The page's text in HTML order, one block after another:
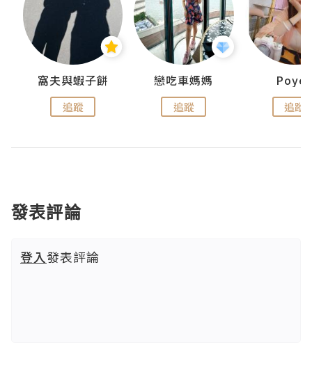
窩夫與蝦子餅
追蹤
戀吃車媽媽
追蹤 追蹤
發表評論
登入發表評論